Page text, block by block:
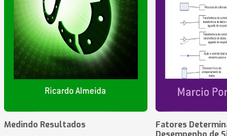
Medindo Resultados
Fatores